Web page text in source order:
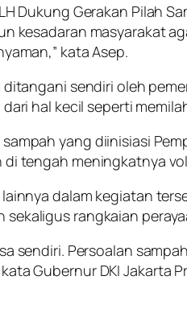
Dukung Gerakan Pilah
kesadaran masyarakat
kata Asep.
sendiri oleh
hal kecil seperti
yang diinisiasi
tengah meningkatnya
dalam kegiatan
rangkaian
sendiri. Persoalan
Gubernur DKI Jakarta